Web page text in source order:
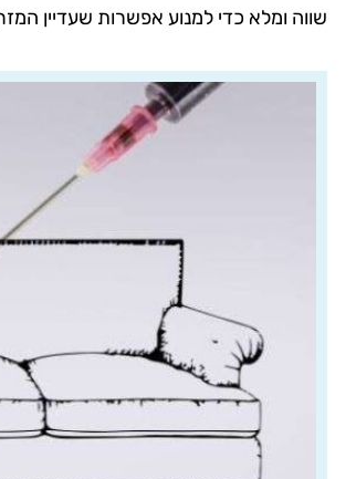
שווה ומלא כדי למנוע אפשרות שעדיין